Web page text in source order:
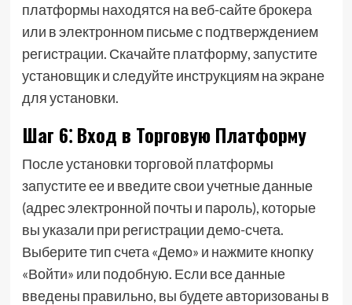
платформы находятся на веб-сайте брокера
или в электронном письме с подтверждением
регистрации. Скачайте платформу, запустите
установщик и следуйте инструкциям на экране
для установки.
Шаг 6⁚ Вход в Торговую Платформу
После установки торговой платформы
запустите ее и введите свои учетные данные
(адрес электронной почты и пароль), которые
вы указали при регистрации демо-счета.
Выберите тип счета «Демо» и нажмите кнопку
«Войти» или подобную. Если все данные
введены правильно, вы будете авторизованы в